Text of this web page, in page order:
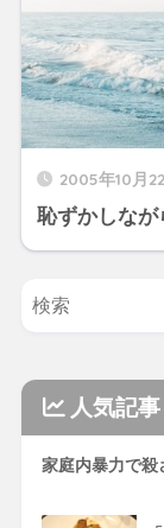
2005年10月
恥ずかしなが
人気記事
家庭内暴力で殺